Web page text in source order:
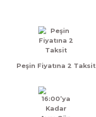
Peşin Fiyatına 2 Taksit